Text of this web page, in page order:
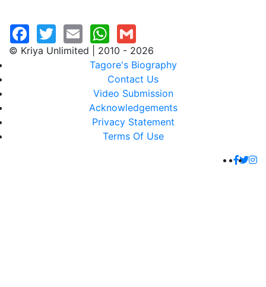
© Kriya Unlimited | 2010 - 2026
Tagore's Biography
Contact Us
Video Submission
Acknowledgements
Privacy Statement
Terms Of Use